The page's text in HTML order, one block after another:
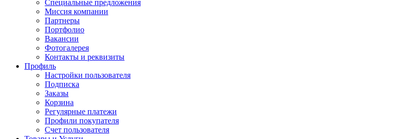
Специальные предложения
Миссия компании
Партнеры
Портфолио
Вакансии
Фотогалерея
Контакты и реквизиты
Профиль
Настройки пользователя
Подписка
Заказы
Корзина
Регулярные платежи
Профили покупателя
Счет пользователя